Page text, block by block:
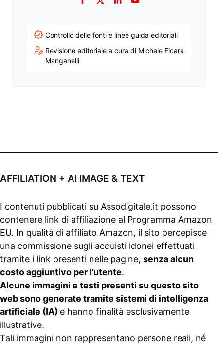
Facebook
TwitterLinkedInYouTube
Controllo delle fonti e linee guida editoriali
Revisione editoriale a cura di Michele Ficara
Manganelli
AFFILIATION + AI IMAGE & TEXT
I contenuti pubblicati su Assodigitale.it possono
contenere link di affiliazione al Programma Amazon
EU. In qualità di affiliato Amazon, il sito percepisce
una commissione sugli acquisti idonei effettuati
tramite i link presenti nelle pagine, senza alcun
costo aggiuntivo per l’utente.
Alcune immagini e testi presenti su questo sito
web sono generate tramite sistemi di intelligenza
artificiale (IA) e hanno finalità esclusivamente
illustrative.
Tali immagini non rappresentano persone reali, né